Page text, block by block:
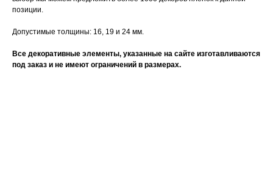
позиции.
Допустимые толщины: 16, 19 и 24 мм.
Все декоративные элементы, указанные на сайте изготавливаются
под заказ и не имеют ограничений в размерах.